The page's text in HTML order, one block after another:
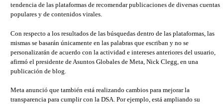
tendencia de las plataformas de recomendar publicaciones de diversas cuentas
populares y de contenidos virales.
Con respecto a los resultados de las búsquedas dentro de las plataformas, las
mismas se basarán únicamente en las palabras que escriban y no se
personalizarán de acuerdo con la actividad e intereses anteriores del usuario,
afirmó el presidente de Asuntos Globales de Meta, Nick Clegg, en una
publicación de blog.
Meta anunció que también está realizando cambios para mejorar la
transparencia para cumplir con la DSA. Por ejemplo, está ampliando su